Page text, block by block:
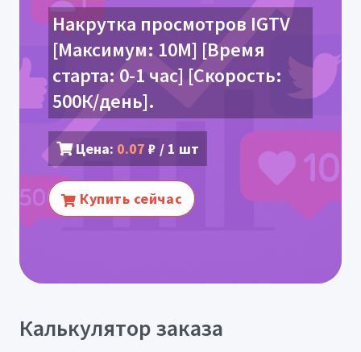
Накрутка просмотров IGTV
[Максимум: 10М] [Время
старта: 0-1 час] [Скорость:
500К/день].
Цена: 0.07 ₽ / 1 шт
Купить сейчас
Калькулятор заказа